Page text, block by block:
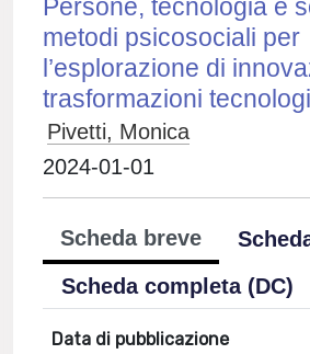
Persone, tecnologia e
metodi psicosociali per
l’esplorazione di
trasformazioni
Pivetti, Monica
2024-01-01
Scheda breve
Scheda completa (DC)
Data di pubblicazione